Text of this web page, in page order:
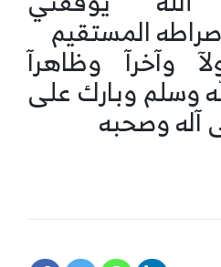
المستقيم
وآخرآ وظاهرآ
وسلم وبارك على
آله وصحبه